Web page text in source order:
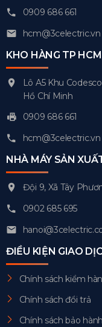
0909 686 661
hcm@3celectric.vn
KHO HÀNG TP HCM
Lô A5 Khu
Hồ Chí Minh
0909 686 661
hcm@3celectric.vn
NHÀ MÁY SẢN
Đội 9, Xã Tây
0902 685 695
ĐIỀU KIỆN GIAO
Chính sách kiểm
Chính sách đổi trả
Chính sách bảo hành